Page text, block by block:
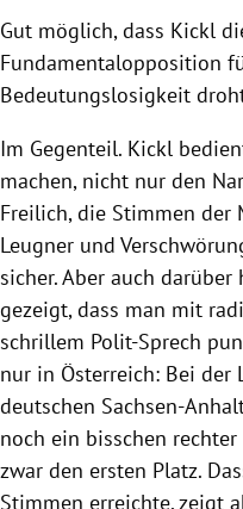
Gut möglich, dass Kickl
Fundamentalopposition
Bedeutungslosigkeit
Im Gegenteil. Kickl
machen, nicht nur den
Freilich, die Stimmen der
Leugner und
sicher. Aber auch
gezeigt, dass man mit
schrillem Polit-Sprech
nur in Österreich: Bei der
deutschen Sachsen-
noch ein bisschen
zwar den ersten Platz.
Stimmen erreichte, zeigt